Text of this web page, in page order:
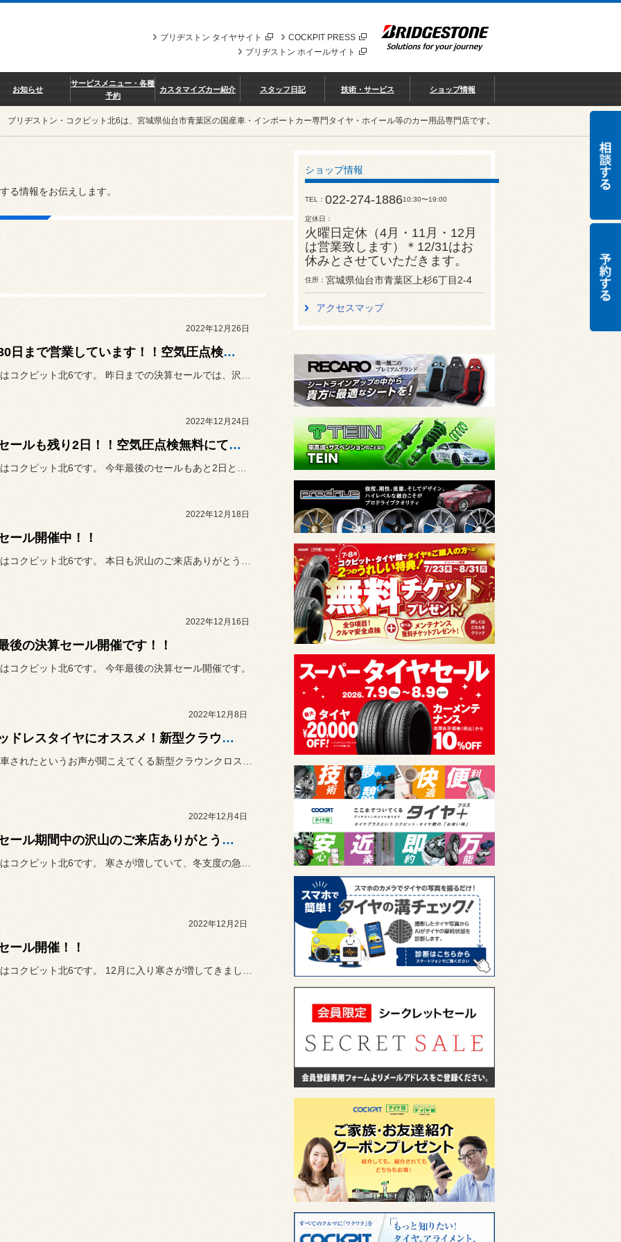
COCKPIT PRESS
ブリヂストン タイヤサイト
ブリヂストン ホイールサイト
お知らせ
サービスメニュー・各種
予約
カスタマイズカー紹介 スタッフ日記 技術・サービス ショップ情報
ブリヂストン・コクピット北6は、宮城県仙台市青葉区の国産車・インポートカー専門タイヤ・ホイール等のカー用品専門店です。
る情報をお伝えします。
2022年12月26日
年内30日まで営業しています！！空気圧点検・オイル交換などの作業できます！！
2022年12月24日
決算セールも残り2日！！空気圧点検無料にて実施中！
2022年12月18日
ール開催中！！
2022年12月16日
後の決算セール開催です！！
コクピット北6です。 今年最後の決算セール開催です。
2022年12月8日
スタッドレスタイヤにオススメ！新型クラウンクロスオーバー専用18インチアルミホイール登場！！
2022年12月4日
決算セール期間中の沢山のご来店ありがとうございました！！
こんにちはコクピット北6です。 寒さが増していて、冬支度の急ピッ...
2022年12月2日
ール開催！！
こんにちはコクピット北6です。 12月に入り寒さが増してきました...
ショップ情報
TEL 022-274-188610:30〜19:00
定休日
火曜日定休（4月・11月・12月
は営業致します）＊12/31はお
休みとさせていただきます。
住所 宮城県仙台市青葉区上杉6丁目2-4
アクセスマップ